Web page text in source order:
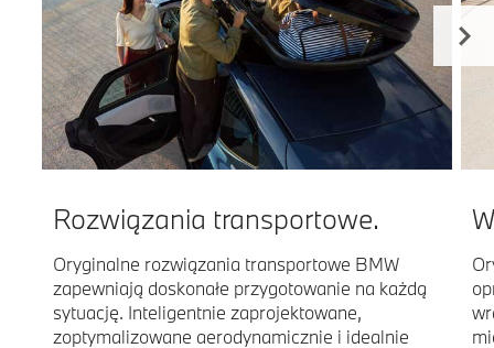
Rozwiązania transportowe.
Oryginalne rozwiązania transportowe BMW
zapewniają doskonałe przygotowanie na każdą
sytuację. Inteligentnie zaprojektowane,
zoptymalizowane aerodynamicznie i idealnie